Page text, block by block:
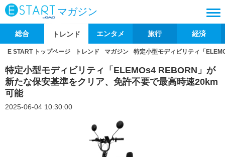
マガジン
総合 トレンド エンタメ 旅行 経済
E START トップページ トレンド マガジン 特定小型モディビリティ「
特定小型モディビリティ「ELEMOs4 REBORN」が
新たな保安基準をクリア、免許不要で最高時速20km
可能
2025-06-04 10:30:00